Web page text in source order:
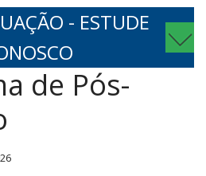
- ESTUDE
de Pós-